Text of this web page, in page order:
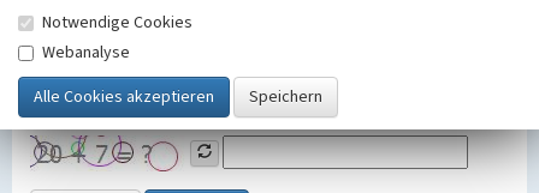
SicherheitsabfrageTragen Sie unten das Rechenergebnis aus der
Grafik ein
Notwendige Cookies
Webanalyse